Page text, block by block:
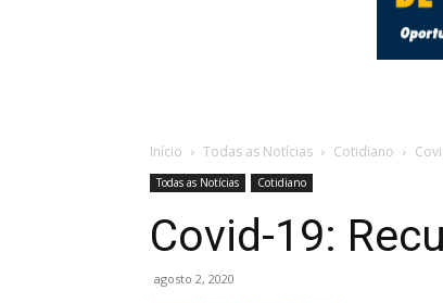
Início Todas as Notícias Cotidiano
Todas as Notícias Cotidiano
Covid-19:
agosto 2, 2020